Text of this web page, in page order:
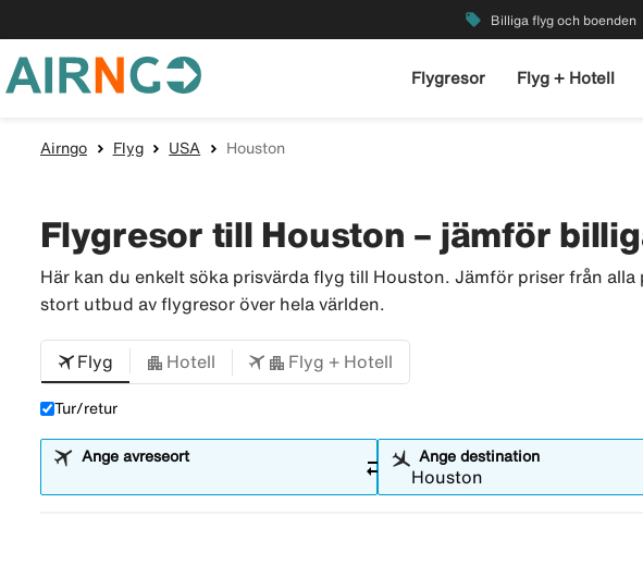
local_offer Billiga flyg och boenden
Flygresor Flyg + Hotell
Airngo Flyg USA Houston
Flygresor till Houston – jämför
Här kan du enkelt söka prisvärda flyg till Houston. Jämför priser från
stort utbud av flygresor över hela världen.
Flyg Hotell Flyg + Hotell
Tur/retur
Ange avreseort sync_alt Ange destination